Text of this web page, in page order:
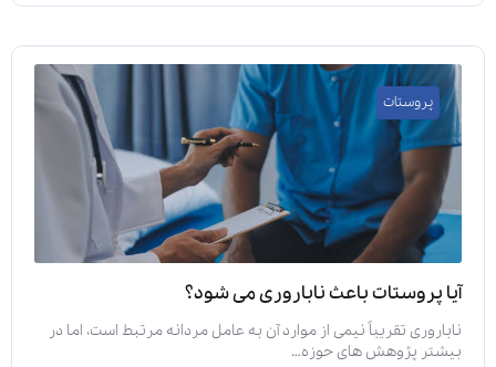
پروستات
آیا پروستات باعث ناباروری می‌ شود؟
ناباروری تقریباً نیمی از موارد آن به عامل مردانه مرتبط است، اما در
بیشتر پژوهش‌ های حوزه…